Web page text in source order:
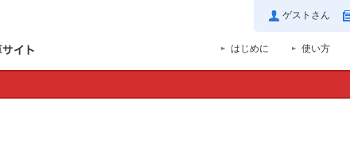
ゲストさん
はじめに 使い方